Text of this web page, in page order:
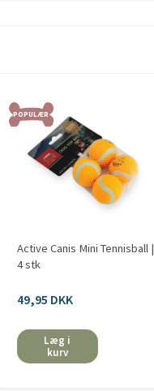
POPULÆR
Active Canis Mini Tennisball |
4 stk
49,95 DKK
Læg i
kurv